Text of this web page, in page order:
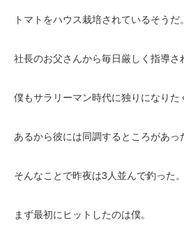
トマトをハウス栽培されているそうだ。
社長のお父さんから毎日厳しく指導さ
僕もサラリーマン時代に独りになり
あるから彼には同調するところがあっ
そんなことで昨夜は3人並んで釣った。
まず最初にヒットしたのは僕。